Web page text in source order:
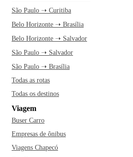
São Paulo ➝ Curitiba
Belo Horizonte ➝ Brasília
Belo Horizonte ➝ Salvador
São Paulo ➝ Salvador
São Paulo ➝ Brasília
Todas as rotas
Todas os destinos
Viagem
Buser Carro
Empresas de ônibus
Viagens Chapecó